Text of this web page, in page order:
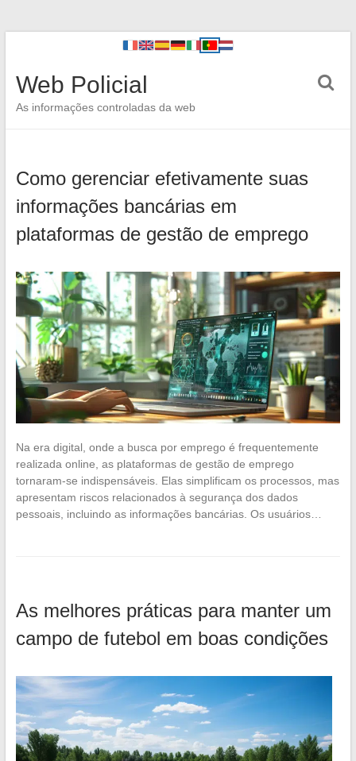
Web Policial
As informações controladas da web
Como gerenciar efetivamente suas
informações bancárias em
plataformas de gestão de emprego
Na era digital, onde a busca por emprego é frequentemente
realizada online, as plataformas de gestão de emprego
tornaram-se indispensáveis. Elas simplificam os processos, mas
apresentam riscos relacionados à segurança dos dados
pessoais, incluindo as informações bancárias. Os usuários…
As melhores práticas para manter um
campo de futebol em boas condições